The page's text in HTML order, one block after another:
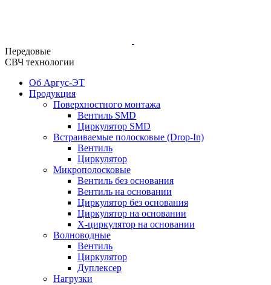
Передовые
СВЧ технологии
Об Аргус-ЭТ
Продукция
Поверхностного монтажа
Вентиль SMD
Циркулятор SMD
Встраиваемые полосковые (Drop-In)
Вентиль
Циркулятор
Микрополосковые
Вентиль без основания
Вентиль на основании
Циркулятор без основания
Циркулятор на основании
Х-циркулятор на основании
Волноводные
Вентиль
Циркулятор
Дуплексер
Нагрузки